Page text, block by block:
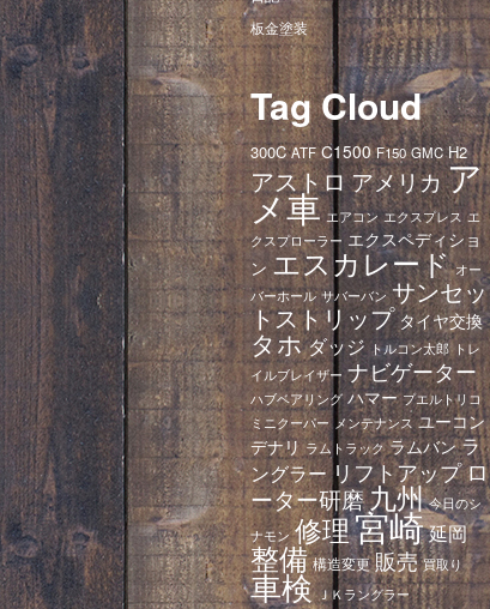
板金塗装
Tag Cloud
300C ATF C1500 F150 GMC H2
アストロアメリカア
メ車 エアコン エクスプレス エ
クスプローラー エクスペディショ
ン エスカレード オー
バーホール サバーバン サンセッ
トストリップ タイヤ交換
タホダッジ トルコン太郎 トレ
イルブレイザー ナビゲーター
ハブベアリング ハマー プエルトリコ
ミニクーパー メンテナンス ユーコン
デナリ ラムトラック ラムバン ラ
ングラー リフトアップロ
ーター研磨九州 今日のシ
ナモン 修理宮崎延岡
整備 構造変更 販売 買取り
車検 ＪＫラングラー